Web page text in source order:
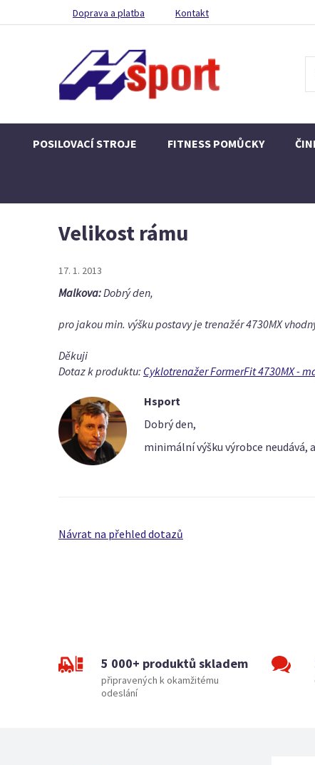
Doprava a platba Kontakt
POSILOVACÍ STROJE FITNESS POMŮCKY
Velikost rámu
17. 1. 2013
Malkova:Dobrý den,
pro jakou min. výšku postavy je trenažér 4730MX
Děkuji
Dotaz k produktu: Cyklotrenažer FormerFit 4730MX -
Hsport
Dobrý den,
minimální výšku výrobce neudává,
Návrat na přehled dotazů
5 000+ produktů skladem
připravených k okamžitému
odeslání